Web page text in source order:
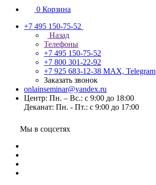
0 Корзина
+7 495 150-75-52
Назад
Телефоны
+7 495 150-75-52
+7 800 301-22-92
+7 925 683-12-38 MAX, Telegram
Заказать звонок
onlainseminar@yandex.ru
Центр: Пн. – Вс.: с 9:00 до 18:00
Деканат: Пн. - Пт.: с 9:00 до 17:00
Мы в соцсетях